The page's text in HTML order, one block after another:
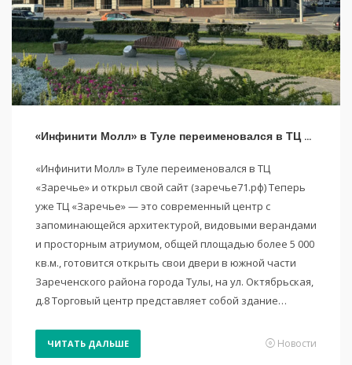
«Инфинити Молл» в Туле переименовался в ТЦ «Заречье»
«Инфинити Молл» в Туле переименовался в ТЦ
«Заречье» и открыл свой сайт (заречье71.рф) Теперь
уже ТЦ «Заречье» — это современный центр с
запоминающейся архитектурой, видовыми верандами
и просторным атриумом, общей площадью более 5 000
кв.м., готовится открыть свои двери в южной части
Зареченского района города Тулы, на ул. Октябрьская,
д.8 Торговый центр представляет собой здание…
ЧИТАТЬ ДАЛЬШЕ Новости